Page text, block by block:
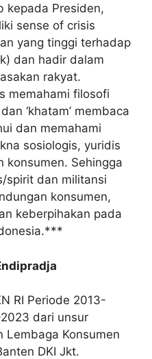
kepada Presiden,
sense of crisis
yang tinggi terhadap
dan hadir dalam
rakyat.
memahami filosofi
‘khatam’ membaca
dan memahami
sosiologis, yuridis
konsumen. Sehingga
spirit dan militansi
konsumen,
keberpihakan pada
RI Periode 2013-
dari unsur
Lembaga Konsumen
DKI Jkt.